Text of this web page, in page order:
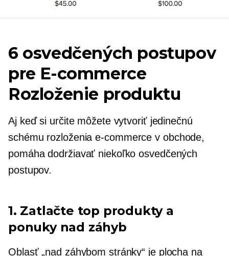
6 osvedčených postupov
pre E-commerce
Rozloženie produktu
Aj keď si určite môžete vytvoriť jedinečnú
schému rozloženiae-commerce v obchode,
pomáha dodržiavať niekoľko osvedčených
postupov.
1. Zatlačte top produkty a
ponuky nad záhyb
Oblasť „nad záhybom stránky“ je plocha na